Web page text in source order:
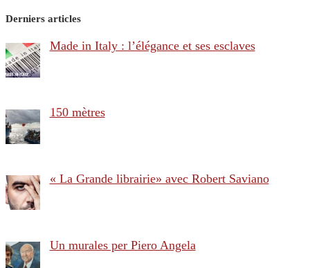
Derniers articles
Made in Italy : l’élégance et ses esclaves
150 mètres
« La Grande librairie» avec Robert Saviano
Un murales per Piero Angela